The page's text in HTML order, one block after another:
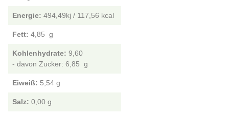
Energie: 494,49kj / 117,56
Fett: 4,85
Kohlenhydrate: 9,60
- davon Zucker: 6,85
Eiweiß: 5,54
Salz: 0,00